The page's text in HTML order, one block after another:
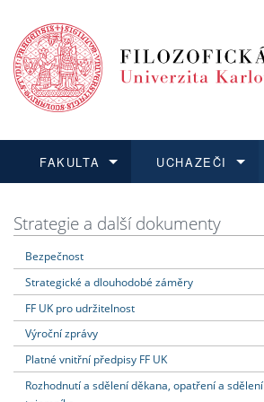
FAKULTA
Dozvědět se více
UCHAZEČI
Podat přihlášku
Dozvědět se více
Dozvědět se více
Dozvědět se více
Strategie a další dokumenty
Bezpečnost
Strategické a dlouhodobé záměry
FF UK pro udržitelnost
Výroční zprávy
Platné vnitřní předpisy FF UK
Rozhodnutí a sdělení děkana, opatření a sdělení